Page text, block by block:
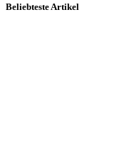
Beliebteste Artikel